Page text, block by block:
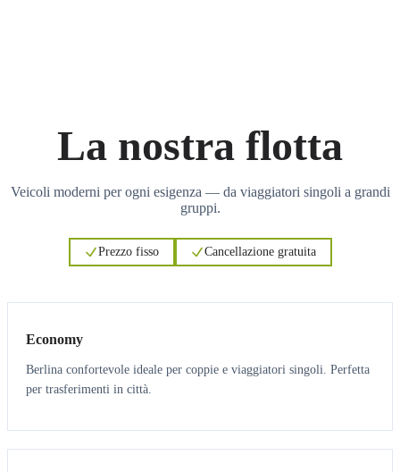
La nostra flotta
Veicoli moderni per ogni esigenza — da viaggiatori singoli a grandi
gruppi.
Prezzo fisso Cancellazione gratuita
Economy
Berlina confortevole ideale per coppie e viaggiatori singoli. Perfetta
per trasferimenti in città.
3 3